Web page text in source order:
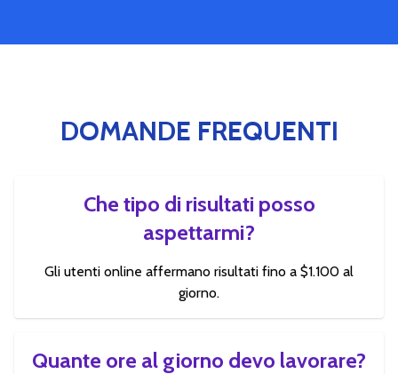
DOMANDE FREQUENTI
Che tipo di risultati posso
aspettarmi?
Gli utenti online affermano risultati fino a $1.100 al
giorno.
Quante ore al giorno devo lavorare?